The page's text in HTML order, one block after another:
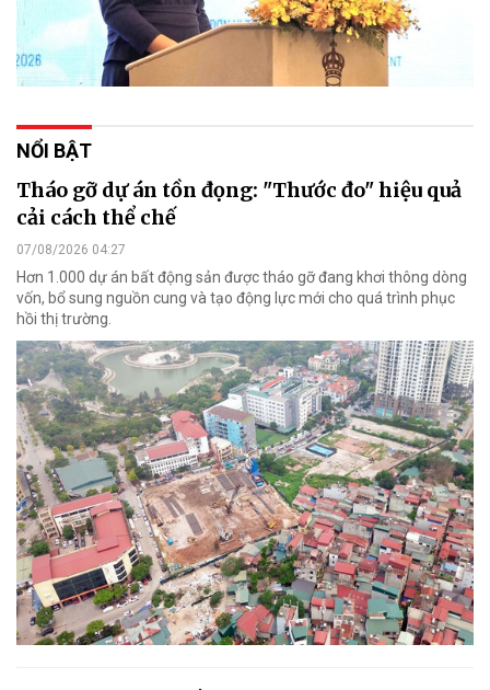
NỔI BẬT
Tháo gỡ dự án tồn đọng: "Thước đo" hiệu quả
cải cách thể chế
07/08/2026 04:27
Hơn 1.000 dự án bất động sản được tháo gỡ đang khơi thông dòng
vốn, bổ sung nguồn cung và tạo động lực mới cho quá trình phục
hồi thị trường.